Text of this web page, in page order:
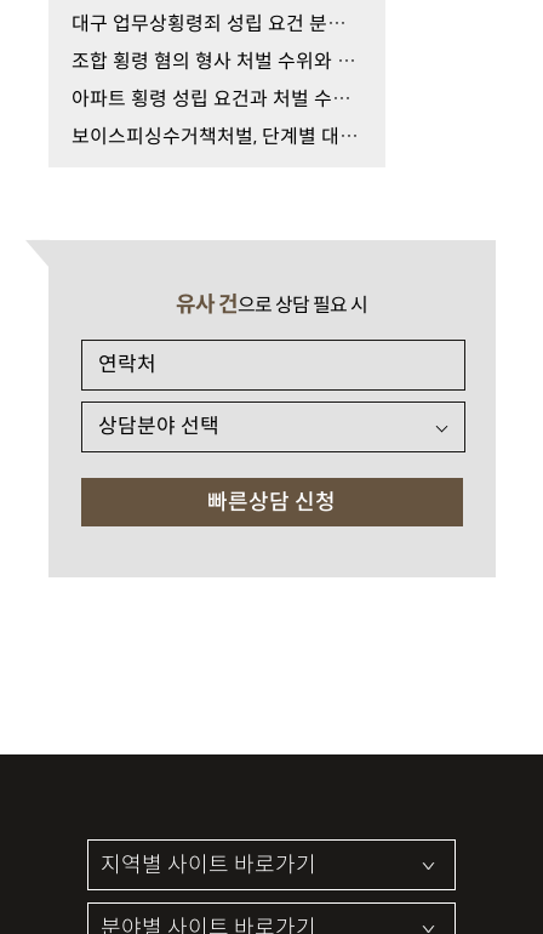
대구 업무상횡령죄 성립 요건 분석과 처벌 수위 낮추…
조합 횡령 혐의 형사 처벌 수위와 올바른 법적 대처 …
아파트 횡령 성립 요건과 처벌 수위, 올바른 합의 대…
보이스피싱수거책처벌, 단계별 대응과 전략은?
유사 건으로 상담 필요 시